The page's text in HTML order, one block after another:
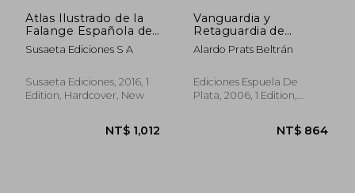
Atlas Ilustrado de la
Falange Española de
las Jons (in Spanish)
Susaeta Ediciones S A
Susaeta Ediciones, 2016, 1
Edition, Hardcover, New
Vanguardia y
Retaguardia de
Aragón. La Guerra y la
Revolución en las
Aragonesas.
Introducción de
Alardo Prats Beltrán
Ediciones Espuela De
Plata, 2006, 1 Edition,